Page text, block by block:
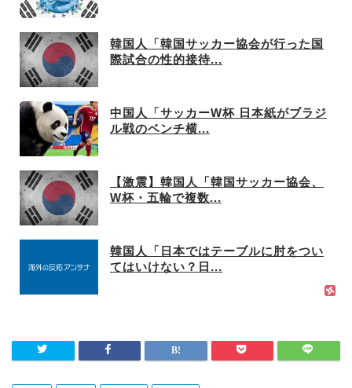
韓国人「韓国サッカー協会が行った国
際試合の性的接待...
中国人「サッカーW杯 日本紙がブラジ
ル戦のベンチ横...
【激震】韓国人「韓国サッカー協会、
W杯・五輪で複数...
韓国人「日本ではテーブルに肘をつい
てはいけない？日...